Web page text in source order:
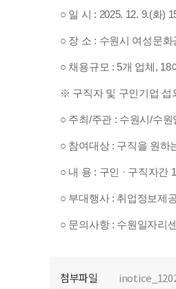
○ 일 시 : 2025. 12. 9.(화)
○ 장 소 : 수원시 여성문
○ 채용규모 : 5개 업체, 18
※ 구직자 및 구인기업 섭
○ 주최/주관 : 수원시/수원
○ 참여대상 : 구직을 원하
○ 내 용 : 구인 · 구직자간
○ 부대행사 : 취업정보제
○ 문의사항 : 수원일자리
첨부파일